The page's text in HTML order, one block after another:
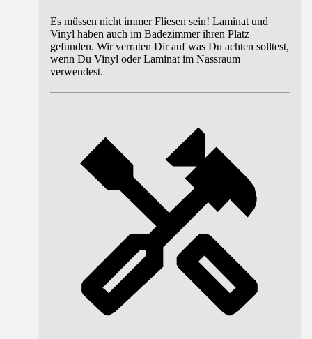
Es müssen nicht immer Fliesen sein! Laminat und
Vinyl haben auch im Badezimmer ihren Platz
gefunden. Wir verraten Dir auf was Du achten solltest,
wenn Du Vinyl oder Laminat im Nassraum
verwendest.